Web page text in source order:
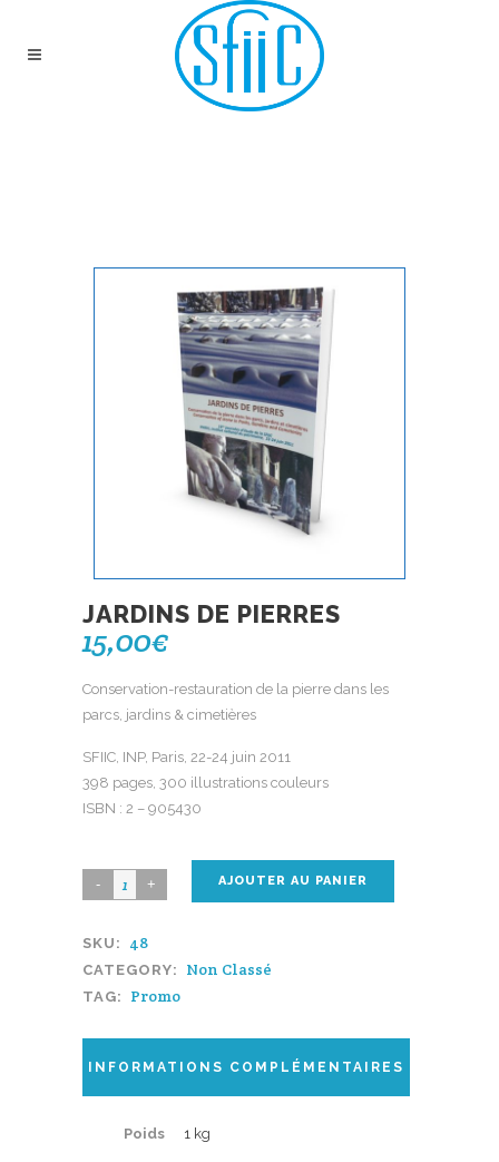
JARDINS DE PIERRES
15,00€
Conservation-restauration de la pierre dans les
parcs, jardins & cimetières
SFIIC, INP, Paris, 22-24 juin 2011
398 pages, 300 illustrations couleurs
ISBN : 2 – 905430
AJOUTER AU PANIER
SKU: 48
CATEGORY: Non Classé
TAG: Promo
INFORMATIONS COMPLÉMENTAIRES
Poids 1 kg